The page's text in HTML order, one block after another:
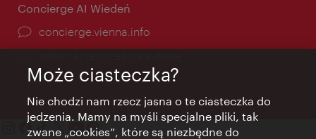
Concierge AI Wiedeń
concierge.vienna.info
Może ciasteczka?
Nie chodzi nam rzecz jasna o te ciasteczka do
jedzenia. Mamy na myśli specjalne pliki, tak
zwane „cookies”, które są niezbędne do